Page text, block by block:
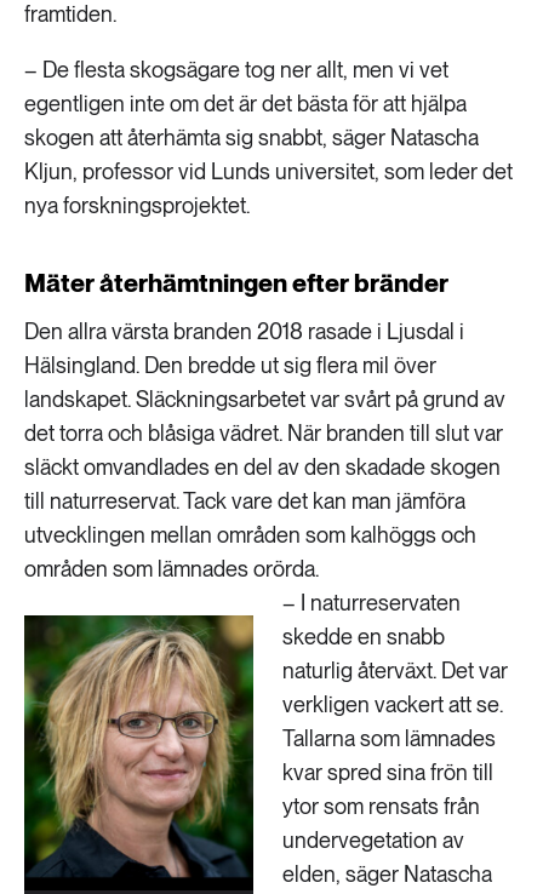
framtiden.
– De flesta skogsägare tog ner allt, men vi vet
egentligen inte om det är det bästa för att hjälpa
skogen att återhämta sig snabbt, säger Natascha
Kljun, professor vid Lunds universitet, som leder det
nya forskningsprojektet.
Mäter återhämtningen efter bränder
Den allra värsta branden 2018 rasade i Ljusdal i
Hälsingland. Den bredde ut sig flera mil över
landskapet. Släckningsarbetet var svårt på grund av
det torra och blåsiga vädret. När branden till slut var
släckt omvandlades en del av den skadade skogen
till naturreservat. Tack vare det kan man jämföra
utvecklingen mellan områden som kalhöggs och
områden som lämnades orörda.
– I naturreservaten
skedde en snabb
naturlig återväxt. Det var
verkligen vackert att se.
Tallarna som lämnades
kvar spred sina frön till
ytor som rensats från
undervegetation av
elden, säger Natascha